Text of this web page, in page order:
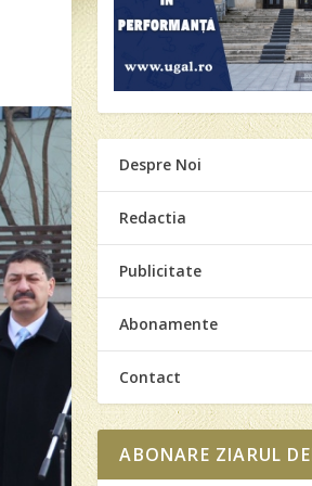
Despre Noi
Redactia
Publicitate
Abonamente
Contact
ABONARE ZIARUL